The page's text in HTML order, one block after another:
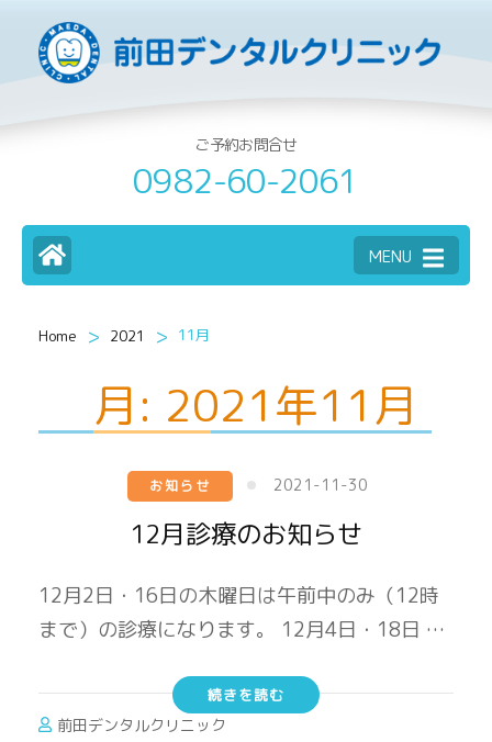
ご予約お問合せ
0982-60-2061
MENU
Home > 2021 > 11月
月: 2021年11月
お知らせ 2021-11-30
12月診療のお知らせ
12月2日・16日の木曜日は午前中のみ（12時
まで）の診療になります。 12月4日・18日 …
続きを読む
前田デンタルクリニック